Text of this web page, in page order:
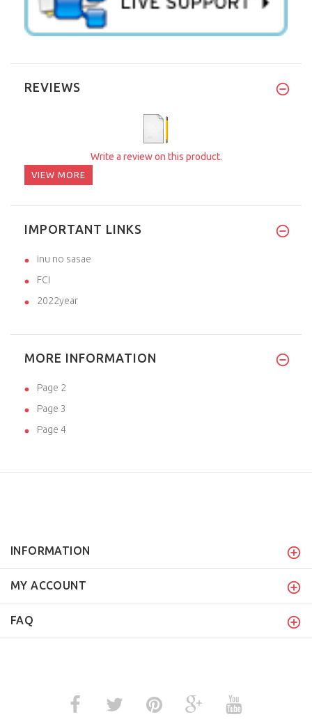
REVIEWS
Write a review on this product.
VIEW MORE
IMPORTANT LINKS
inu no sasae
FCI
2022year
MORE INFORMATION
Page 2
Page 3
Page 4
INFORMATION
MY ACCOUNT
FAQ